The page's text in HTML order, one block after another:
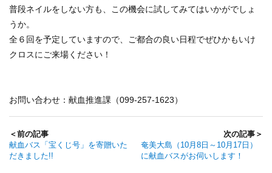
普段ネイルをしない方も、この機会に試してみてはいかがでしょ
うか。
全６回を予定していますので、ご都合の良い日程でぜひかもいけ
クロスにご来場ください！
お問い合わせ：献血推進課（099-257-1623）
＜前の記事
献血バス「宝くじ号」を寄贈いた
だきました!!
次の記事＞
奄美大島（10月8日～10月17日）
に献血バスがお伺いします！